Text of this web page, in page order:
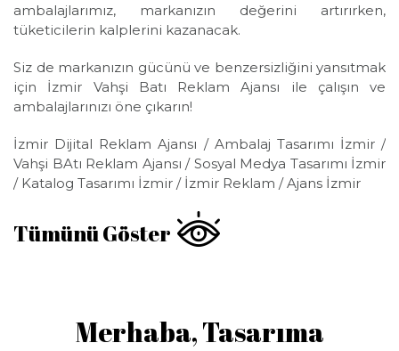
ambalajlarımız, markanızın değerini artırırken,
tüketicilerin kalplerini kazanacak.
Siz de markanızın gücünü ve benzersizliğini yansıtmak
için İzmir Vahşi Batı Reklam Ajansı ile çalışın ve
ambalajlarınızı öne çıkarın!
İzmir Dijital Reklam Ajansı / Ambalaj Tasarımı İzmir /
Vahşi BAtı Reklam Ajansı / Sosyal Medya Tasarımı İzmir
/ Katalog Tasarımı İzmir / İzmir Reklam / Ajans İzmir
Tümünü Göster
Merhaba, Tasarıma